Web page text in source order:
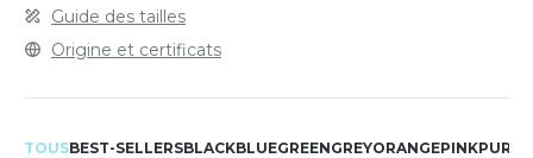
Guide des tailles
Origine et certificats
TOUSBEST-SELLERSBLACKBLUEGREENGREYORANGEPINK